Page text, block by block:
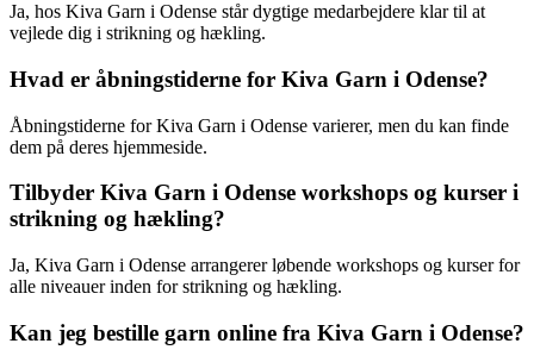
Ja, hos Kiva Garn i Odense står dygtige medarbejdere klar til at
vejlede dig i strikning og hækling.
Hvad er åbningstiderne for Kiva Garn i Odense?
Åbningstiderne for Kiva Garn i Odense varierer, men du kan finde
dem på deres hjemmeside.
Tilbyder Kiva Garn i Odense workshops og kurser i
strikning og hækling?
Ja, Kiva Garn i Odense arrangerer løbende workshops og kurser for
alle niveauer inden for strikning og hækling.
Kan jeg bestille garn online fra Kiva Garn i Odense?